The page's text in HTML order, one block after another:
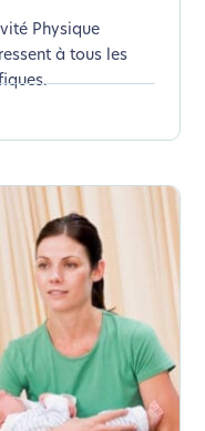
Physique
à tous les